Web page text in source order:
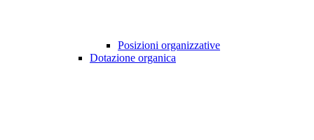
Posizioni organizzative
Dotazione organica